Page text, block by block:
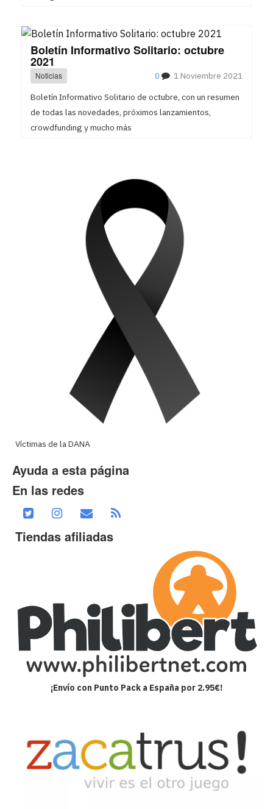
Boletín Informativo Solitario: octubre
2021
Noticias 1 Noviembre 2021
0
Boletín Informativo Solitario de octubre, con un resumen
de todas las novedades, próximos lanzamientos,
crowdfunding y mucho más
Víctimas de la DANA
Ayuda a esta página
En las redes
Tiendas afiliadas
¡Envío con Punto Pack a España por 2.95€!